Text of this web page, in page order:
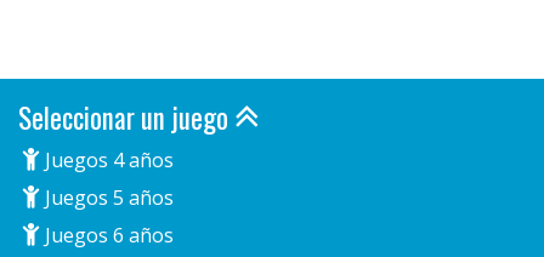
Seleccionar un juego
Juegos 4 años
Juegos 5 años
Juegos 6 años